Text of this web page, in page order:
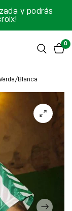
y podrás
0
Blanca